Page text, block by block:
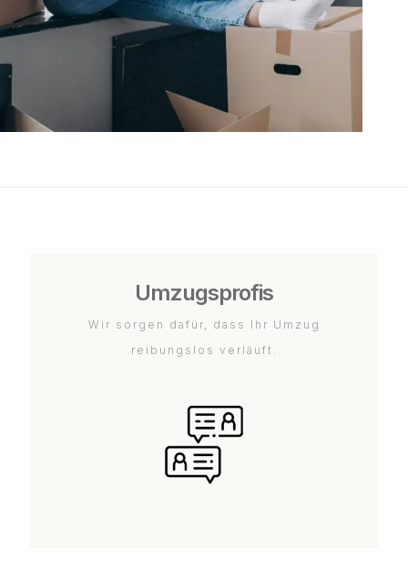
Umzugsprofis
Wir sorgen dafür, dass Ihr Umzug
reibungslos verläuft.